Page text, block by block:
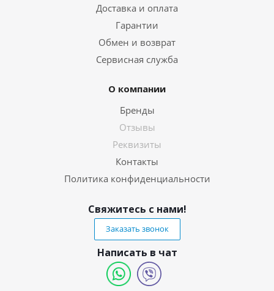
Доставка и оплата
Гарантии
Обмен и возврат
Сервисная служба
О компании
Бренды
Отзывы
Реквизиты
Контакты
Политика конфиденциальности
Свяжитесь с нами!
Заказать звонок
Написать в чат